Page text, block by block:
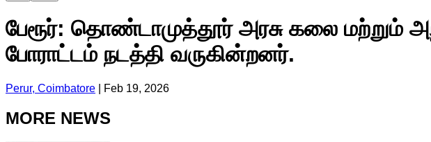
பேரூர்: தொண்டாமுத்தூர் அரசு கலை மற்றும்
போராட்டம் நடத்தி வருகின்றனர்.
Perur, Coimbatore Feb 19, 2026
MORE NEWS